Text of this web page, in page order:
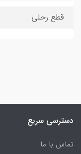
قطع رحلی
دسترسی سریع
تماس با ما